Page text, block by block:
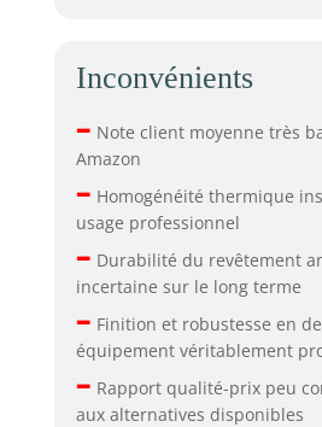
Inconvénients
– Note client moyenne très
Amazon
– Homogénéité thermique
usage professionnel
– Durabilité du revêtement
incertaine sur le long terme
– Finition et robustesse en
équipement véritablement
– Rapport qualité-prix peu
aux alternatives disponibles